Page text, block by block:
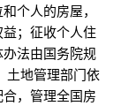
个人的房屋，
；征收个人住
法由国务院规
地管理部门依
，管理全国房